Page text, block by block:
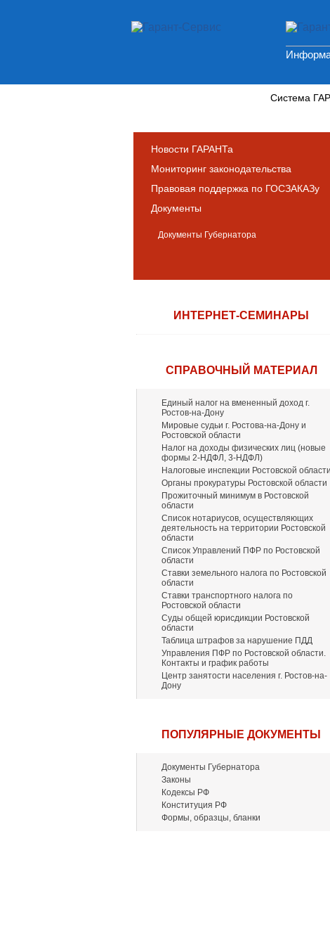
Система
Новости ГАРАНТа
Мониторинг законодательства
Правовая поддержка по ГОСЗАКАЗу
Документы
Документы Губернатора
ИНТЕРНЕТ-СЕМИНАРЫ
СПРАВОЧНЫЙ МАТЕРИАЛ
Единый налог на вмененный доход г.
Ростов-на-Дону
Мировые судьи г. Ростова-на-Дону и
Ростовской области
Налог на доходы физических лиц (новые
формы 2-НДФЛ, 3-НДФЛ)
Налоговые инспекции Ростовской области
Органы прокуратуры Ростовской области
Прожиточный минимум в Ростовской
области
Список нотариусов, осуществляющих
деятельность на территории Ростовской
области
Список Управлений ПФР по Ростовской
области
Ставки земельного налога по Ростовской
области
Ставки транспортного налога по
Ростовской области
Суды общей юрисдикции Ростовской
области
Таблица штрафов за нарушение ПДД
Управления ПФР по Ростовской области.
Контакты и график работы
Центр занятости населения г. Ростов-на-
Дону
ПОПУЛЯРНЫЕ ДОКУМЕНТЫ
Документы Губернатора
Законы
Кодексы РФ
Конституция РФ
Формы, образцы, бланки